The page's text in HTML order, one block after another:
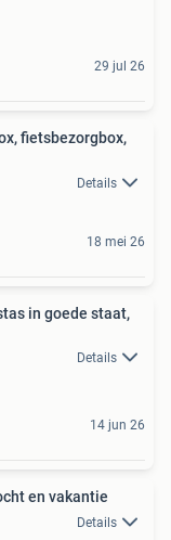
29 jul 26
fietsbezorgbox,
Details
18 mei 26
in goede staat,
Details
14 jun 26
en vakantie
Details